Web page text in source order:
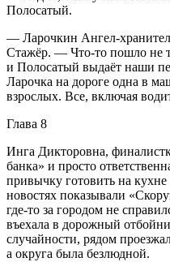
Полосатый.
— Ларочкин Ангел-
Стажёр. — Что-то пошло не
и Полосатый выдаёт наши
Ларочка на дороге одна в
взрослых. Все, включая
Глава 8
Инга Дикторовна,
банка» и просто
привычку готовить на
новостях показывали
где-то за городом не
въехала в дорожный
случайности, рядом
а округа была безлюдной.